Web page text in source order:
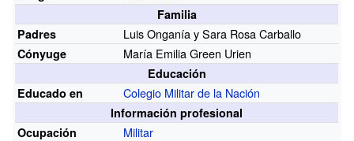
Familia
Padres
Luis Onganía y Sara Rosa Carballo
Cónyuge María Emilia Green Urien
Educación
Educado en
Colegio Militar de la Nación
Información profesional
Ocupación
Militar